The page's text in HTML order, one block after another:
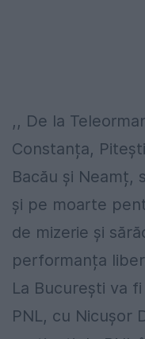
,, De la
Constanța,
Bacău și Neamț,
și pe moarte
de mizerie și
performanța
La București va
PNL, cu Nicușor